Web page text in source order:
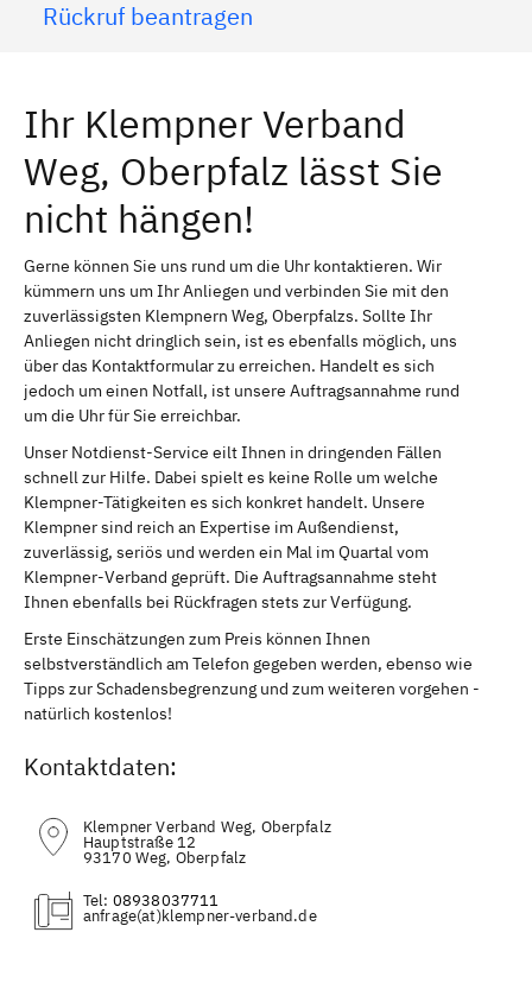
Rückruf beantragen
Ihr Klempner Verband
Weg, Oberpfalz lässt Sie
nicht hängen!
Gerne können Sie uns rund um die Uhr kontaktieren. Wir
kümmern uns um Ihr Anliegen und verbinden Sie mit den
zuverlässigsten Klempnern Weg, Oberpfalzs. Sollte Ihr
Anliegen nicht dringlich sein, ist es ebenfalls möglich, uns
über das Kontaktformular zu erreichen. Handelt es sich
jedoch um einen Notfall, ist unsere Auftragsannahme rund
um die Uhr für Sie erreichbar.
Unser Notdienst-Service eilt Ihnen in dringenden Fällen
schnell zur Hilfe. Dabei spielt es keine Rolle um welche
Klempner-Tätigkeiten es sich konkret handelt. Unsere
Klempner sind reich an Expertise im Außendienst,
zuverlässig, seriös und werden ein Mal im Quartal vom
Klempner-Verband geprüft. Die Auftragsannahme steht
Ihnen ebenfalls bei Rückfragen stets zur Verfügung.
Erste Einschätzungen zum Preis können Ihnen
selbstverständlich am Telefon gegeben werden, ebenso wie
Tipps zur Schadensbegrenzung und zum weiteren vorgehen -
natürlich kostenlos!
Kontaktdaten:
Klempner Verband Weg, Oberpfalz
Hauptstraße 12
93170 Weg, Oberpfalz
Tel: 08938037711
(at)